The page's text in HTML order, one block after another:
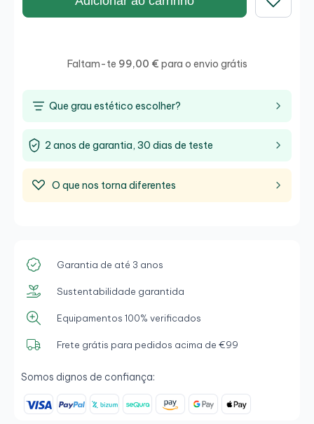
Faltam-te 99,00 € para o envio grátis
Que grau estético escolher?
2 anos de garantia, 30 dias de teste
O que nos torna diferentes
Garantia de até 3 anos
Sustentabilidade garantida
Equipamentos 100% verificados
Frete grátis para pedidos acima de €99
Somos dignos de confiança: